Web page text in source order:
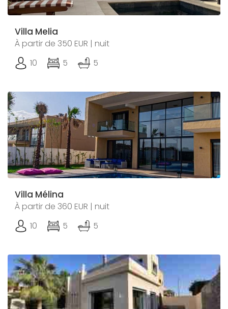
Villa Melia
À partir de 350 EUR | nuit
10
5 5
Villa Mélina
À partir de 360 EUR | nuit
10
5 5